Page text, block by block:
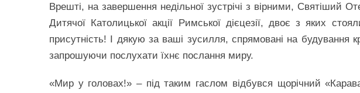
Врешті, на завершення недільної зустрічі з вірними, Святіший
Дитячої Католицької акції Римської дієцезії, двоє з яких
присутність! І дякую за ваші зусилля, спрямовані на будування
запрошуючи послухати їхнє послання миру.
«Мир у головах!» – під таким гаслом відбувся щорічний